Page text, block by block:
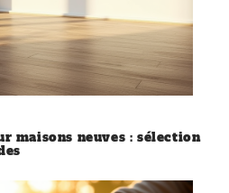
maisons neuves : sélection